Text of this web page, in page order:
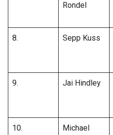
Rondel
8. Sepp Kuss
9. Jai Hindley
10.
Michael